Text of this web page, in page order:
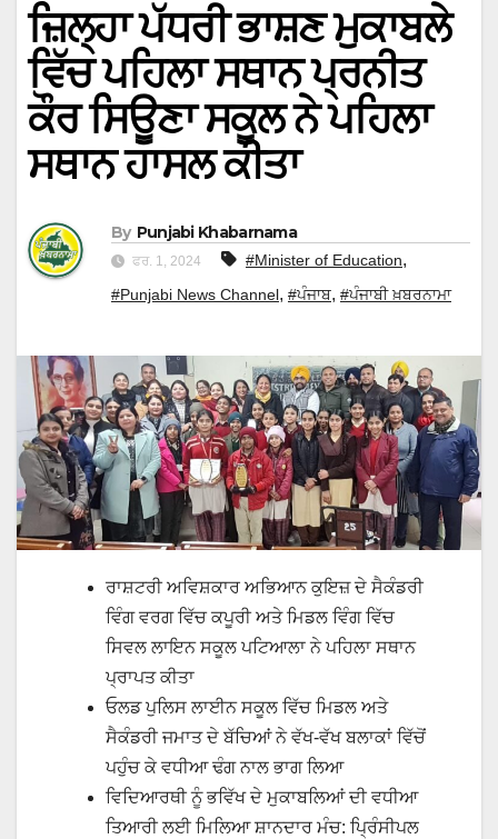
ਜ਼ਿਲ੍ਹਾ ਪੱਧਰੀ ਭਾਸ਼ਣ ਮੁਕਾਬਲੇ
ਵਿੱਚ ਪਹਿਲਾ ਸਥਾਨ ਪ੍ਰਨੀਤ
ਕੌਰ ਸਿਊਣਾ ਸਕੂਲ ਨੇ ਪਹਿਲਾ
ਸਥਾਨ ਹਾਸਲ ਕੀਤਾ
By Punjabi Khabarnama
ਫਰ. 1, 2024 #Minister of Education,
#Punjabi News Channel, #ਪੰਜਾਬ, #ਪੰਜਾਬੀ ਖ਼ਬਰਨਾਮਾ
ਰਾਸ਼ਟਰੀ ਅਵਿਸ਼ਕਾਰ ਅਭਿਆਨ ਕੁਇਜ਼ ਦੇ ਸੈਕੰਡਰੀ
ਵਿੰਗ ਵਰਗ ਵਿੱਚ ਕਪੂਰੀ ਅਤੇ ਮਿਡਲ ਵਿੰਗ ਵਿੱਚ
ਸਿਵਲ ਲਾਇਨ ਸਕੂਲ ਪਟਿਆਲਾ ਨੇ ਪਹਿਲਾ ਸਥਾਨ
ਪ੍ਰਾਪਤ ਕੀਤਾ
ਓਲਡ ਪੁਲਿਸ ਲਾਈਨ ਸਕੂਲ ਵਿੱਚ ਮਿਡਲ ਅਤੇ
ਸੈਕੰਡਰੀ ਜਮਾਤ ਦੇ ਬੱਚਿਆਂ ਨੇ ਵੱਖ-ਵੱਖ ਬਲਾਕਾਂ ਵਿੱਚੋਂ
ਪਹੁੰਚ ਕੇ ਵਧੀਆ ਢੰਗ ਨਾਲ ਭਾਗ ਲਿਆ
ਵਿਦਿਆਰਥੀ ਨੂੰ ਭਵਿੱਖ ਦੇ ਮੁਕਾਬਲਿਆਂ ਦੀ ਵਧੀਆ
ਤਿਆਰੀ ਲਈ ਮਿਲਿਆ ਸ਼ਾਨਦਾਰ ਮੰਚ: ਪ੍ਰਿੰਸੀਪਲ